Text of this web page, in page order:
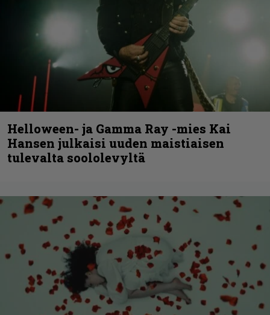
Helloween- ja Gamma Ray -mies Kai
Hansen julkaisi uuden maistiaisen
tulevalta soololevyltä